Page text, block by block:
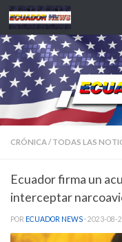
Saltar al contenido
CRÓNICA/ TODAS LAS
Ecuador firma un
interceptar
POR ECUADOR NEWS · 2023-08-